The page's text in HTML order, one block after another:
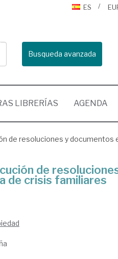
ES
Busqueda avanzada
LIBRERÍAS AGENDA
de resoluciones y documentos
de
de crisis familiares